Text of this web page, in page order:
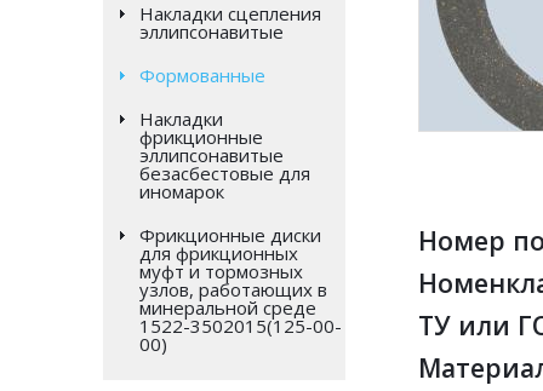
Накладки сцепления
эллипсонавитые
Формованные
Накладки
фрикционные
эллипсонавитые
безасбестовые для
иномарок
Фрикционные диски
для фрикционных
муфт и тормозных
узлов, работающих в
минеральной среде
1522-3502015(125-00-
00)
Номер
ТУ или